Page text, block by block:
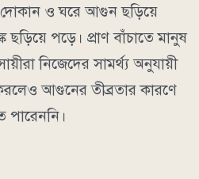
ও ঘরে আগুন ছড়িয়ে
পড়ে। প্রাণ বাঁচাতে মানুষ
নিজেদের সামর্থ্য অনুযায়ী
আগুনের তীব্রতার কারণে
পারেননি।